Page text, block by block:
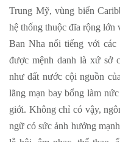
Trung Mỹ, vùng biển
hệ thống thuộc đĩa rộng
Ban Nha nổi tiếng với
được mệnh danh là xứ sở
như đất nước cội nguồn
lãng mạn bay bổng làm
giới. Không chỉ có vậy,
ngữ có sức ảnh hưởng